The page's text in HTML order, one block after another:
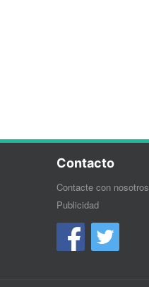
Contacto
Contacte con nosotros
Publicidad